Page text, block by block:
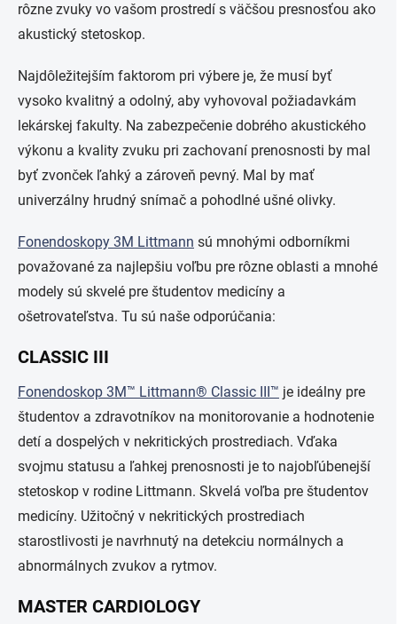
rôzne zvuky vo vašom prostredí s väčšou presnosťou ako
akustický stetoskop.
Najdôležitejším faktorom pri výbere je, že musí byť
vysoko kvalitný a odolný, aby vyhovoval požiadavkám
lekárskej fakulty. Na zabezpečenie dobrého akustického
výkonu a kvality zvuku pri zachovaní prenosnosti by mal
byť zvonček ľahký a zároveň pevný. Mal by mať
univerzálny hrudný snímač a pohodlné ušné olivky.
Fonendoskopy 3M Littmann sú mnohými odborníkmi
považované za najlepšiu voľbu pre rôzne oblasti a mnohé
modely sú skvelé pre študentov medicíny a
ošetrovateľstva. Tu sú naše odporúčania:
CLASSIC III
Fonendoskop 3M™ Littmann® Classic III™ je ideálny pre
študentov a zdravotníkov na monitorovanie a hodnotenie
detí a dospelých v nekritických prostrediach. Vďaka
svojmu statusu a ľahkej prenosnosti je to najobľúbenejší
stetoskop v rodine Littmann. Skvelá voľba pre študentov
medicíny. Užitočný v nekritických prostrediach
starostlivosti je navrhnutý na detekciu normálnych a
abnormálnych zvukov a rytmov.
MASTER CARDIOLOGY